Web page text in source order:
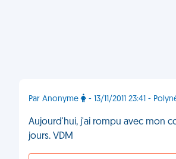
Par Anonyme - 13/11/2011 23:41 -
Aujourd'hui, j'ai rompu avec mon
jours. VDM